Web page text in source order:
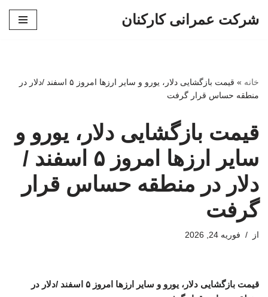
شرکت عمرانی کارکنان
خانه »
قیمت بازگشایی دلار، یورو و سایر ارزها امروز ۵ اسفند /دلار در
منطقه حساس قرار گرفت
قیمت بازگشایی دلار، یورو و
سایر ارزها امروز ۵ اسفند /
دلار در منطقه حساس قرار
گرفت
از فوریه 24, 2026
قیمت بازگشایی دلار، یورو و سایر ارزها امروز ۵ اسفند /دلار در